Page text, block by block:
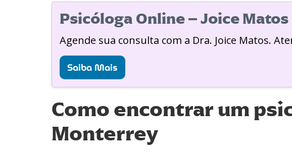
Psicóloga Online – Joice
Agende sua consulta com a Dra. Joice Matos.
Saiba Mais
Como encontrar um
Monterrey